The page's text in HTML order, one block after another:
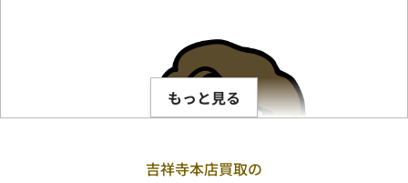
もっと見る
吉祥寺本店買取の